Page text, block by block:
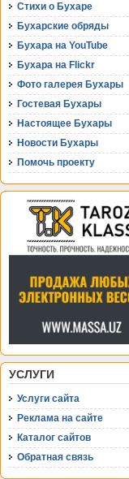
Стихи о Бухаре
Бухарские обряды
Бухара на YouTube
Бухара на Flickr
Фото галерея Бухары
Гостевая Бухары
Настоящее Бухары
Новости Бухары
Помочь проекту
УСЛУГИ
Услуги сайта
Реклама на сайте
Каталог сайтов
Обратная связь